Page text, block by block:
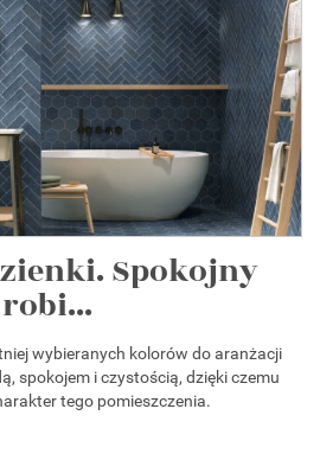
Spokojny
wybieranych kolorów do aranżacji
spokojem i czystością, dzięki czemu
tego pomieszczenia.